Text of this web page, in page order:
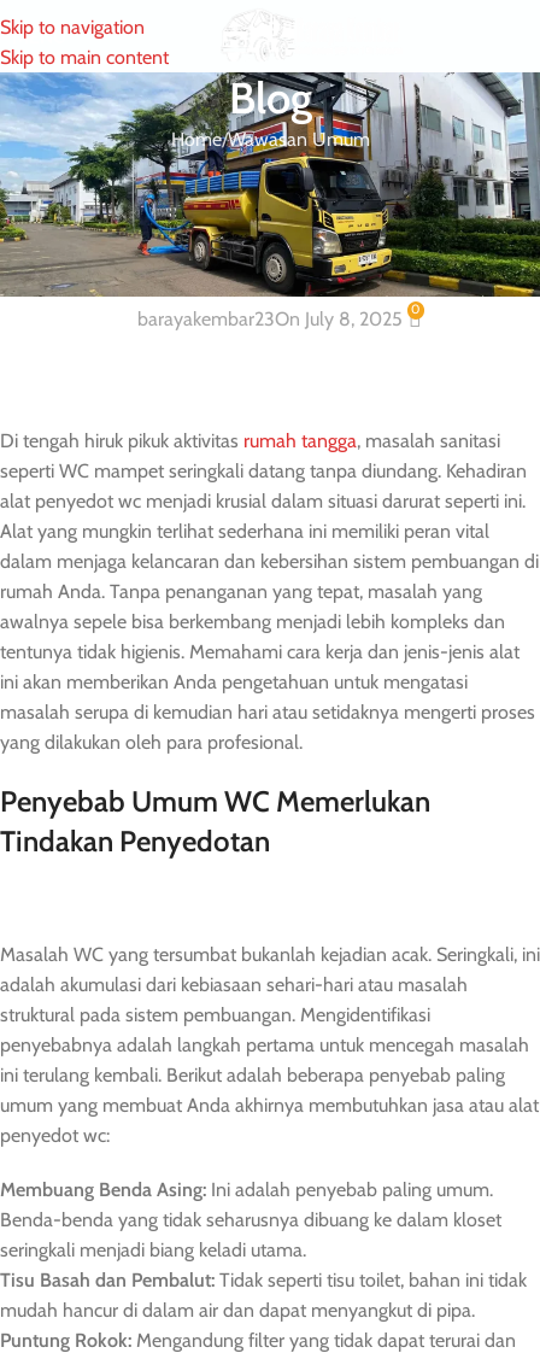
Skip to navigation
Skip to main content
MENU
Blog
Home Wawasan Umum
WAWASAN UMUM
Mengenal Alat Penyedot WC : Fungsi,
Jenis dan Cara Mengatasi Sumbatan
barayakembar23On July 8, 2025 0
Di tengah hiruk pikuk aktivitas rumah tangga, masalah sanitasi
seperti WC mampet seringkali datang tanpa diundang. Kehadiran
alat penyedot wc menjadi krusial dalam situasi darurat seperti ini.
Alat yang mungkin terlihat sederhana ini memiliki peran vital
dalam menjaga kelancaran dan kebersihan sistem pembuangan di
rumah Anda. Tanpa penanganan yang tepat, masalah yang
awalnya sepele bisa berkembang menjadi lebih kompleks dan
tentunya tidak higienis. Memahami cara kerja dan jenis-jenis alat
ini akan memberikan Anda pengetahuan untuk mengatasi
masalah serupa di kemudian hari atau setidaknya mengerti proses
yang dilakukan oleh para profesional.
Penyebab Umum WC Memerlukan
Tindakan Penyedotan
Masalah WC yang tersumbat bukanlah kejadian acak. Seringkali, ini
adalah akumulasi dari kebiasaan sehari-hari atau masalah
struktural pada sistem pembuangan. Mengidentifikasi
penyebabnya adalah langkah pertama untuk mencegah masalah
ini terulang kembali. Berikut adalah beberapa penyebab paling
umum yang membuat Anda akhirnya membutuhkan jasa atau alat
penyedot wc:
Membuang Benda Asing: Ini adalah penyebab paling umum.
Benda-benda yang tidak seharusnya dibuang ke dalam kloset
seringkali menjadi biang keladi utama.
Tisu Basah dan Pembalut: Tidak seperti tisu toilet, bahan ini tidak
mudah hancur di dalam air dan dapat menyangkut di pipa.
Puntung Rokok: Mengandung filter yang tidak dapat terurai dan